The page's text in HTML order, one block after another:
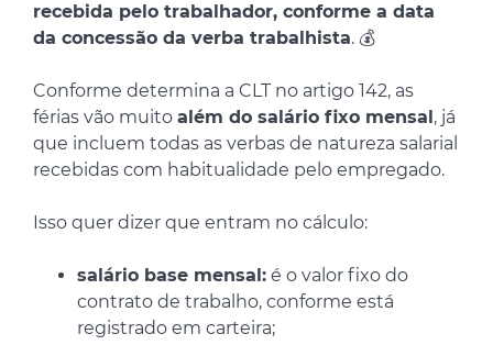
recebida pelo trabalhador, conforme a data
da concessão da verba trabalhista. 💰
Conforme determina a CLT no artigo 142, as
férias vão muito além do salário fixo mensal , já
que incluem todas as verbas de natureza salarial
recebidas com habitualidade pelo empregado.
Isso quer dizer que entram no cálculo:
salário base mensal: é o valor fixo do
contrato de trabalho, conforme está
registrado em carteira;